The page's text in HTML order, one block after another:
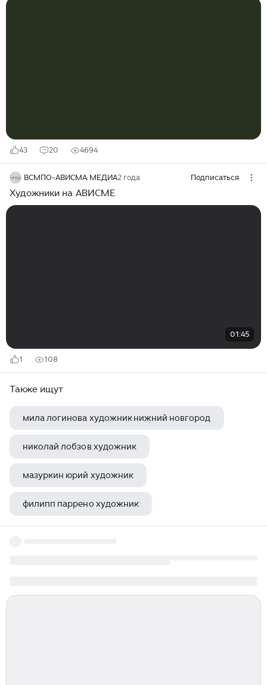
43 20 4694
ВСМПО-АВИСМА МЕДИА2 года Подписаться
Художники на АВИСМЕ
01:45
1 108
Также ищут
мила логинова художник нижний новгород
николай лобзов художник
мазуркин юрий художник
филипп паррено художник